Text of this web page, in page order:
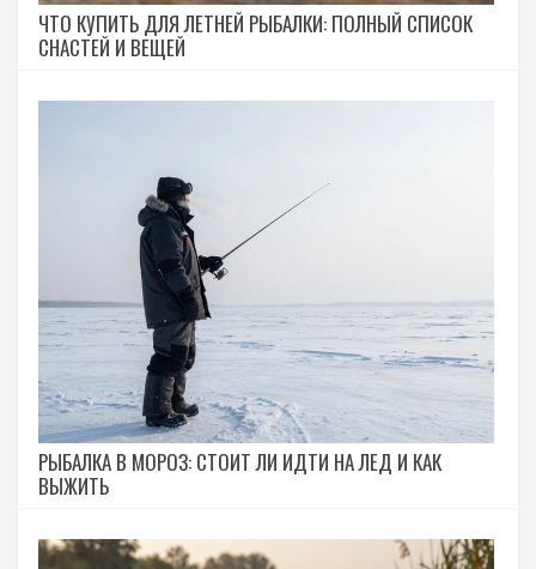
ЧТО КУПИТЬ ДЛЯ ЛЕТНЕЙ РЫБАЛКИ: ПОЛНЫЙ СПИСОК
СНАСТЕЙ И ВЕЩЕЙ
РЫБАЛКА В МОРОЗ: СТОИТ ЛИ ИДТИ НА ЛЕД И КАК
ВЫЖИТЬ